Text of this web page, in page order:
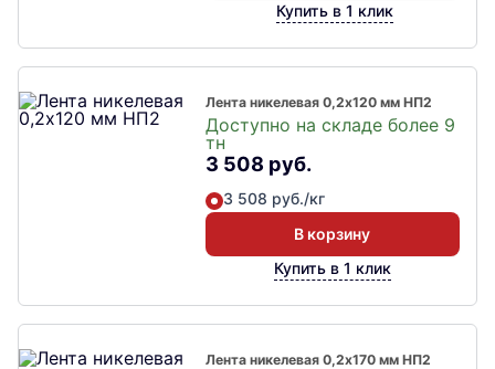
Купить в 1 клик
Лента никелевая 0,2х120 мм НП2
Доступно на складе более 9
тн
3 508 руб.
3 508 руб./кг
В корзину
Купить в 1 клик
Лента никелевая 0,2х170 мм НП2